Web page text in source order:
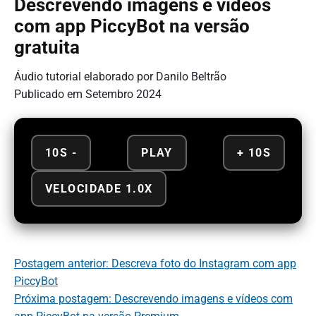
Descrevendo imagens e vídeos
com app PiccyBot na versão
gratuita
Áudio tutorial elaborado por Danilo Beltrão
Publicado em Setembro 2024
10S - PLAY + 10S
VELOCIDADE 1.0X
Postagem anterior: Descreva foto do Instagram com app
PiccyBot
Próxima postagem: Descrevendo imagens e vídeos com